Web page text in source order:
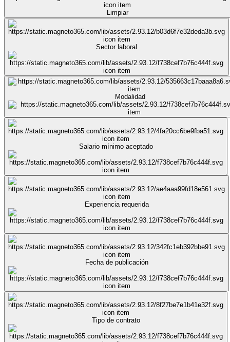
Limpiar
Sector laboral
Modalidad
Salario mínimo aceptado
Experiencia requerida
Fecha de publicación
Tipo de contrato